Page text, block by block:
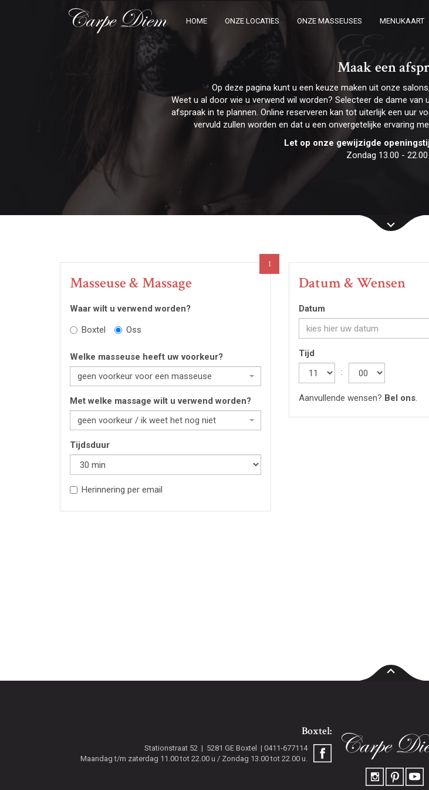
Maak een
Op deze pagina kunt u een keuze maken uit onze
Weet u al door wie u verwend wil worden? Selecteer de dame
afspraak in te plannen. Online reserveren kan tot uiterlijk een uur
vervuld zullen worden en dat u een onvergetelijke ervaring
Let op onze gewijzigde
Zondag 13.00 -
1
Masseuse & Massage
Waar wilt u verwend worden?
Boxtel
Oss
Welke masseuse heeft uw voorkeur?
geen voorkeur voor een masseuse
Met welke massage wilt u verwend worden?
geen voorkeur / ik weet het nog niet
Tijdsduur
Herinnering per email
Datum & Wensen
Datum
Tijd
Hour
:
Aanvullende wensen? Bel ons.
Boxtel:
Stationstraat 52 5281 GE Boxtel
0411-677114
Maandag t/m zaterdag 11.00 tot 22.00 u / Zondag 13.00 tot 22.00 u.
HOME ONZE LOCATIES ONZE MASSEUSES MENUKAART